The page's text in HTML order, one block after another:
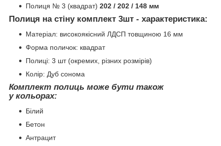
Полиця № 3 (квадрат) 202 / 202 / 148 мм
Полиця на стіну комплект 3шт - характеристика:
Матеріал: високоякісний ЛДСП товщиною 16 мм
Форма поличок: квадрат
Полиці: 3 шт (окремих, різних розмірів)
Колір: Дуб сонома
Комплект полиць може бути також
у кольорах:
Білий
Бетон
Антрацит